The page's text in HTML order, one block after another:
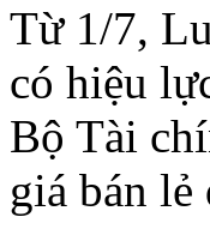
Từ 1/7,
có hiệu
Bộ Tài
giá bán